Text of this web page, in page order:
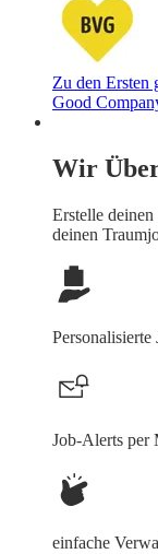
Zu den Ersten
Good
Wir
Erstelle deinen
deinen
Personalisierte
Job-Alerts per
einfache